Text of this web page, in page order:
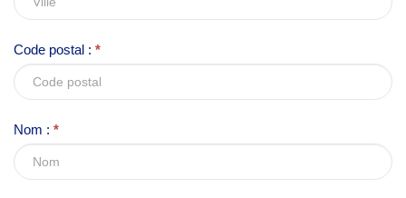
Code postal : *
Nom : *
r
h
a
n